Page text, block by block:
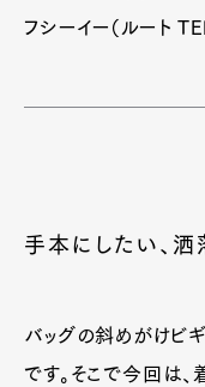
フシーイー（ルート
手本にしたい、洒
バッグの斜めがけビ
です。そこで今回は